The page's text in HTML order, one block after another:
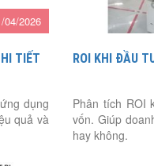
04/2026
TIẾT
dụng
quả và
ROI KHI ĐẦU
Phân tích ROI
vốn. Giúp
hay không.